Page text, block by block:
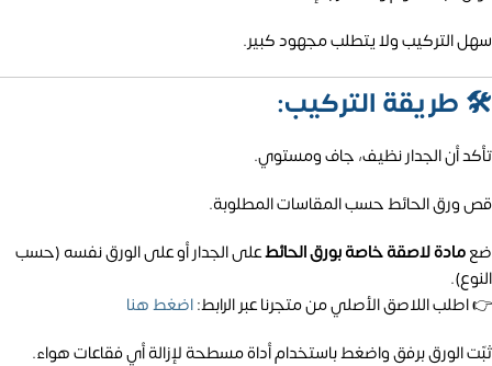
سهل التركيب ولا يتطلب مجهود كبير.
🛠️ طريقة التركيب:
تأكد أن الجدار نظيف، جاف ومستوي.
قص ورق الحائط حسب المقاسات المطلوبة.
ضعمادة لاصقة خاصة بورق الحائطعلى الجدار أو على الورق نفسه (حسب
النوع).
👉 اطلب اللاصق الأصلي من متجرنا عبر الرابط:اضغط هنا
ثبّت الورق برفق واضغط باستخدام أداة مسطحة لإزالة أي فقاعات هواء.